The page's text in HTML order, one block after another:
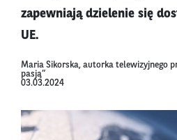
zapewniają dzielenie się
UE.
Maria Sikorska, autorka telewizyjnego
pasją”
03.03.2024